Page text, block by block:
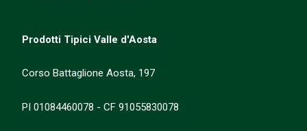
Prodotti Tipici Valle d'Aosta
Corso Battaglione Aosta, 197
PI 01084460078 - CF 91055830078